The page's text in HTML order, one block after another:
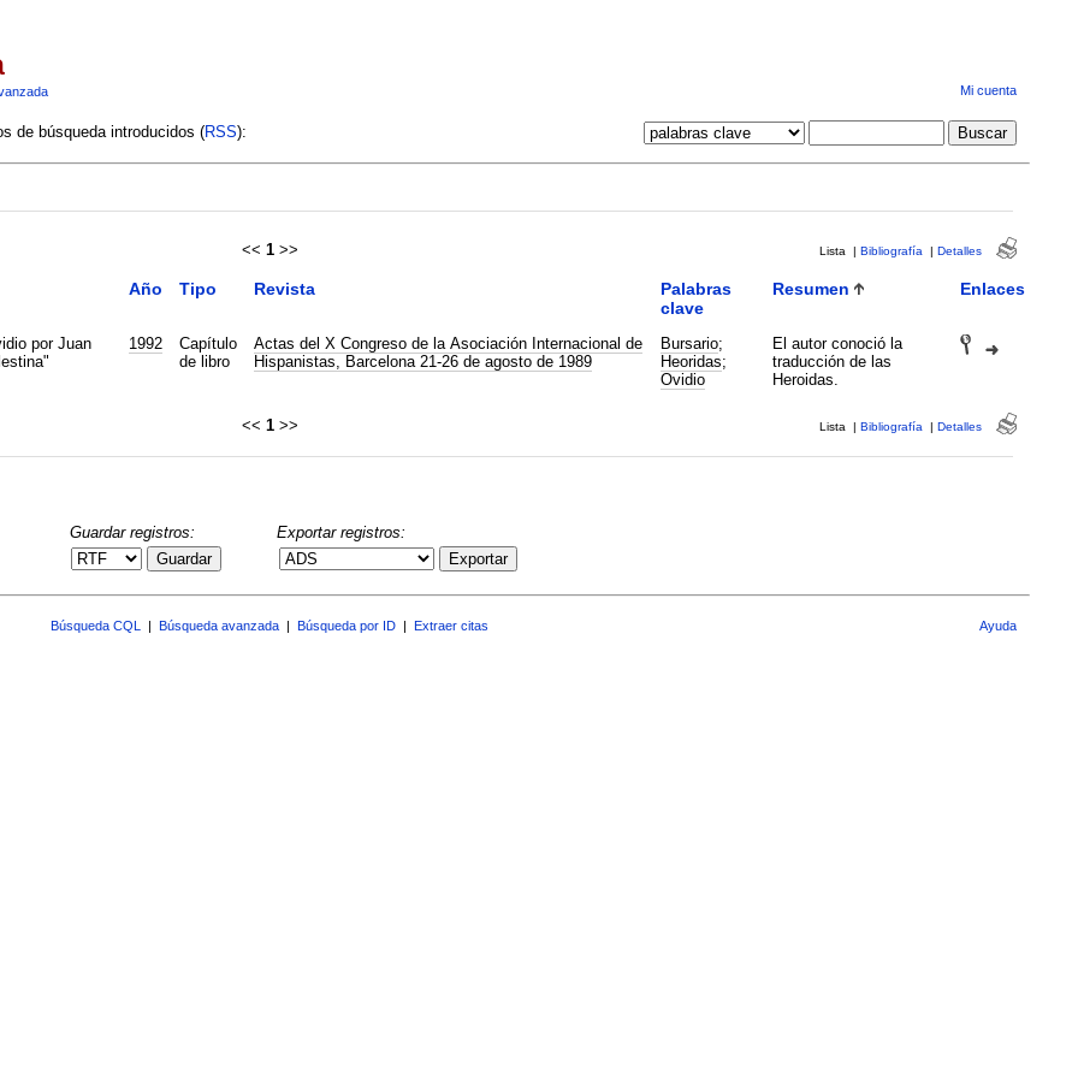
Mi cuenta
de búsqueda introducidos (RSS):
<< 1 >> Lista | Bibliografía | Detalles
Año Tipo Revista
Palabras
clave
Resumen Enlaces
por Juan
1992
Capítulo
de libro
Actas del X Congreso de la Asociación Internacional de
Hispanistas, Barcelona 21-26 de agosto de 1989
Bursario;
Heoridas;
Ovidio
El autor conoció la
traducción de las
Heroidas.
<< 1 >> Lista | Bibliografía | Detalles
Guardar registros:
Guardar
Exportar registros:
Exportar
Búsqueda CQL Búsqueda avanzada Búsqueda por ID Extraer citas Ayuda